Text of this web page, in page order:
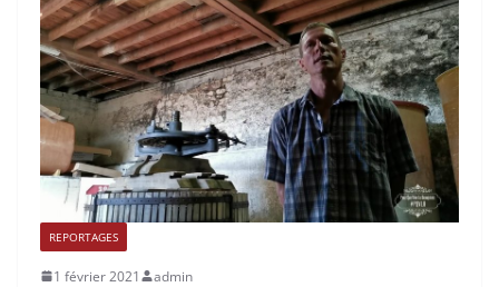
REPORTAGES
1 février 2021 admin